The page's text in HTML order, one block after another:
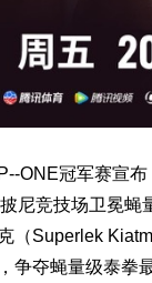
ONE冠军赛宣
尼竞技场卫冕蝇
（Superlek
争夺蝇量级泰拳